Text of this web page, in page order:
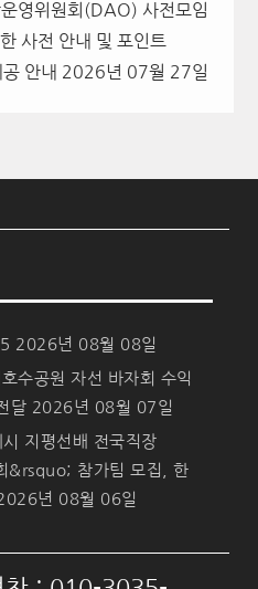
운영위원회(DAO) 사전모임
사전 안내 및 포인트
안내 2026년 07월 27일
2026년 08월 08일
수공원 자선 바자회 수익
달 2026년 08월 07일
지평선배 전국직장
&rsquo; 참가팀 모집, 한
년 08월 06일